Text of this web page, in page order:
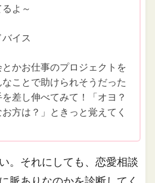
よ～
イス
かお仕事のプロジェクトを
ことで助けられそうだった
差し伸べてみて！「オヨ？
方は？」ときっと覚えてく
。それにしても、恋愛相談